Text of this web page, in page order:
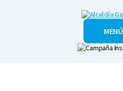
Alcaldía
GuayaquilMENÚ